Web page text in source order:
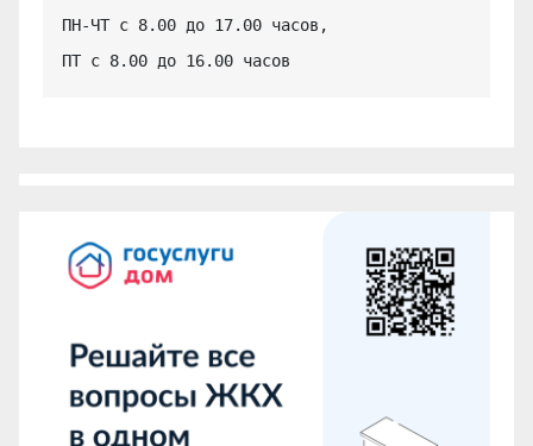
ПН-ЧТ с 8.00 до 17.00 часов,
ПТ с 8.00 до 16.00 часов